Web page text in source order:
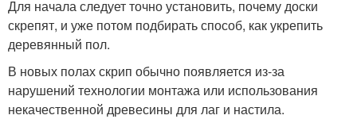
Для начала следует точно установить, почему доски
скрепят, и уже потом подбирать способ, как укрепить
деревянный пол.
В новых полах скрип обычно появляется из-за
нарушений технологии монтажа или использования
некачественной древесины для лаг и настила.